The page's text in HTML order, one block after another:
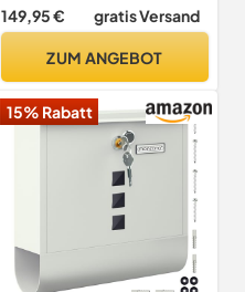
Zylinderschloss mit 2
Befestigungsmaterial |
149,95 € gratis Versand
ZUM ANGEBOT
15% Rabatt